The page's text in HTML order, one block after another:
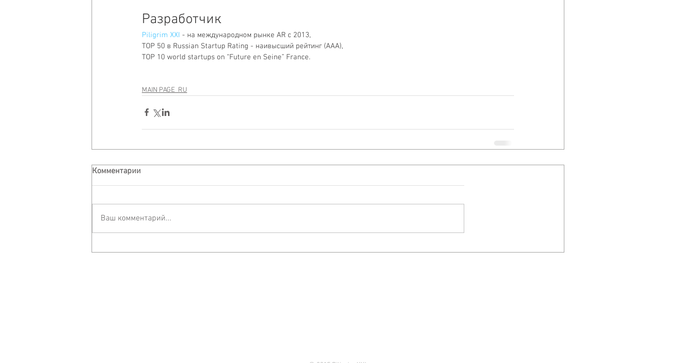
Разработчик
Piligrim XXI - на международном рынке AR с 2013,
TOP 50 в Russian Startup Rating - наивысший рейтинг (ААА),
TOP 10 world startups on “Future en Seine” France.
MAIN PAGE_RU
Комментарии
Ваш комментарий...